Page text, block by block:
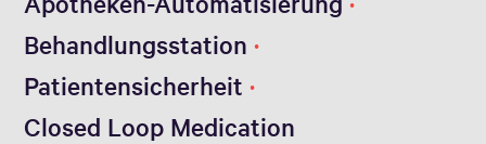
Behandlungsstation
Patientensicherheit
Closed Loop Medication